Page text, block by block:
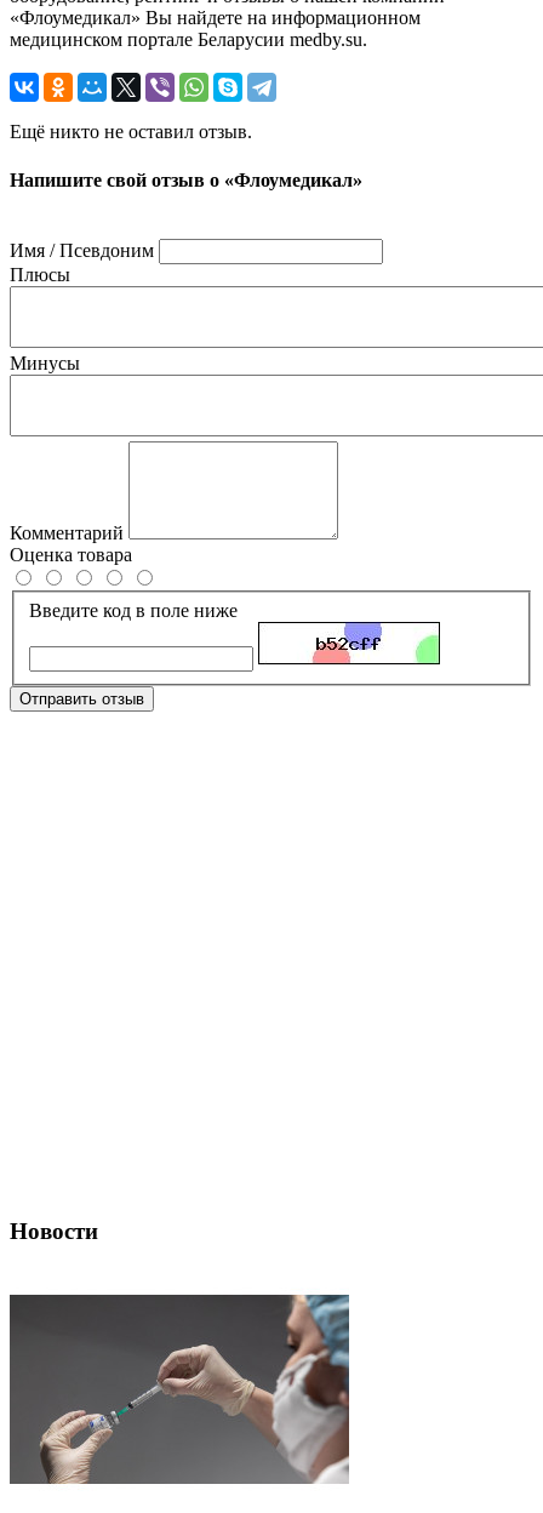
«Флоумедикал» Вы найдете на информационном
медицинском портале Беларусии medby.su.
Ещё никто не оставил отзыв.
Напишите свой отзыв о «Флоумедикал»
Имя / Псевдоним
Плюсы
Минусы
Комментарий
Оценка товара
Введите код в поле ниже
Отправить отзыв
Новости